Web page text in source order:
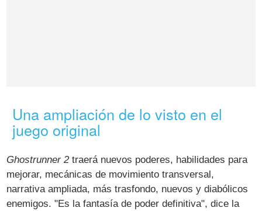
Una ampliación de lo visto en el
juego original
Ghostrunner 2traerá nuevos poderes, habilidades para
mejorar, mecánicas de movimiento transversal,
narrativa ampliada, más trasfondo, nuevos y diabólicos
enemigos. "Es la fantasía de poder definitiva", dice la